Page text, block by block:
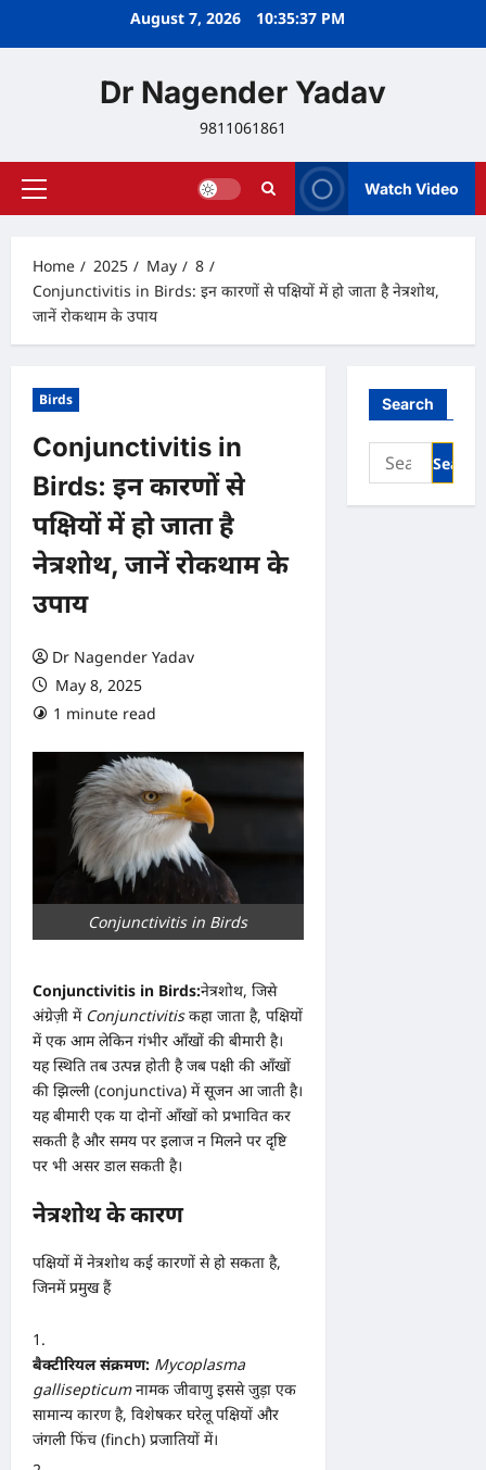
August 7, 2026 10:35:38 PM
Dr Nagender Yadav
9811061861
Primary
Watch Video
Home 2025 May
8
Conjunctivitis in Birds: इन कारणों से पक्षियों में हो जाता है नेत्रशोथ,
जानें रोकथाम के उपाय
Birds
Conjunctivitis in
Birds: इन कारणों से
पक्षियों में हो जाता है
नेत्रशोथ, जानें रोकथाम के
उपाय
Dr Nagender Yadav
May 8, 2025
1 minute read
Conjunctivitis in Birds
Conjunctivitis in Birds:नेत्रशोथ, जिसे
अंग्रेज़ी में Conjunctivitisकहा जाता है, पक्षियों
में एक आम लेकिन गंभीर आँखों की बीमारी है।
यह स्थिति तब उत्पन्न होती है जब पक्षी की आँखों
की झिल्ली (conjunctiva) में सूजन आ जाती है।
यह बीमारी एक या दोनों आँखों को प्रभावित कर
सकती है और समय पर इलाज न मिलने पर दृष्टि
पर भी असर डाल सकती है।
नेत्रशोथ के कारण
पक्षियों में नेत्रशोथ कई कारणों से हो सकता है,
जिनमें प्रमुख हैं
बैक्टीरियल संक्रमण: Mycoplasma
gallisepticumनामक जीवाणु इससे जुड़ा एक
सामान्य कारण है, विशेषकर घरेलू पक्षियों और
जंगली फिंच (finch) प्रजातियों में।
Search
Search
for: